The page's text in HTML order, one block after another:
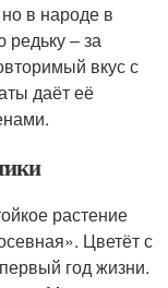
в народе в
редьку – за
вкус с
даёт её
растение
Цветёт с
год жизни.